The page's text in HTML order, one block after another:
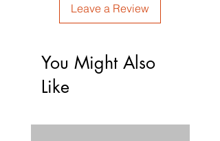
Leave a Review
You Might Also
Like